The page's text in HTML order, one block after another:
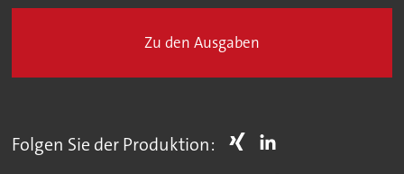
Zu den Ausgaben
Folgen Sie der Produktion: